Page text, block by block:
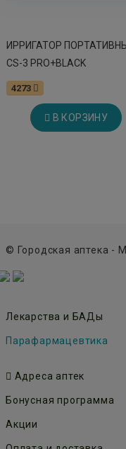
ИРРИГАТОР
CS-3 PRO+BLACK
4273
В КОРЗИНУ
© Городская аптека -
Лекарства и БАДы
Парафармацевтика
Адреса аптек
Бонусная программа
Акции